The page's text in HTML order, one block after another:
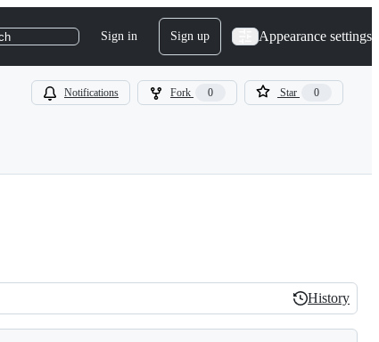
Sign in Sign up Appearance settings
Notifications Fork 0 Star 0
History
History